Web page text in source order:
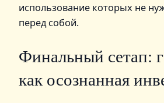
использование которых не
перед собой.
Финальный сетап:
как осознанная